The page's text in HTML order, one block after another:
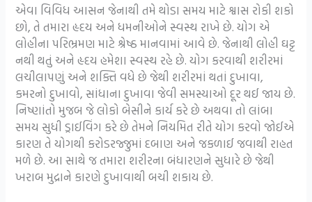
એવા વિવિધ આસન જેનાથી તમે થોડા સમય માટે શ્વાસ રોકી શકો
છો, તે તમારા હૃદય અને ધમનીઓને સ્વસ્થ રાખે છે. યોગ એ
લોહીના પરિભ્રમણ માટે શ્રેષ્ઠ માનવામાં આવે છે. જેનાથી લોહી ઘટ્ટ
નથી થતું અને હૃદય હમેશા સ્વસ્થ રહે છે. યોગ કરવાથી શરીરમાં
લચીલાપણું અને શક્તિ વધે છે જેથી શરીરમાં થતાં દુખાવા,
કમરનો દુખાવો, સાંધાના દુખાવા જેવી સમસ્યાઓ દૂર થઈ જાય છે.
નિષ્ણાંતો મુજબ જે લોકો બેસીને કાર્ય કરે છે અથવા તો લાંબા
સમય સુધી ડ્રાઈવિંગ કરે છે તેમને નિયમિત રીતે યોગ કરવો જોઈએ
કારણ તે યોગથી કરોડરજ્જુમાં દબાણ અને જકળાઈ જવાથી રાહત
મળે છે. આ સાથે જ તમારા શરીરના બંધારણને સુધારે છે જેથી
ખરાબ મુદ્રાને કારણે દુખાવાથી બચી શકાય છે.